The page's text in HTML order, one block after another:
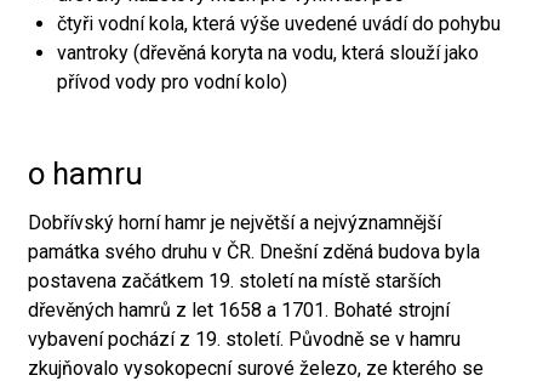
čtyři vodní kola, která výše uvedené uvádí do pohybu
vantroky (dřevěná koryta na vodu, která slouží jako
přívod vody pro vodní kolo)
o hamru
Dobřívský horní hamr je největší a nejvýznamnější
památka svého druhu v ČR. Dnešní zděná budova byla
postavena začátkem 19. století na místě starších
dřevěných hamrů z let 1658 a 1701. Bohaté strojní
vybavení pochází z 19. století. Původně se v hamru
zkujňovalo vysokopecní surové železo, ze kterého se